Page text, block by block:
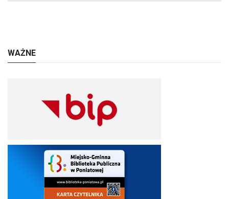
WAŻNE